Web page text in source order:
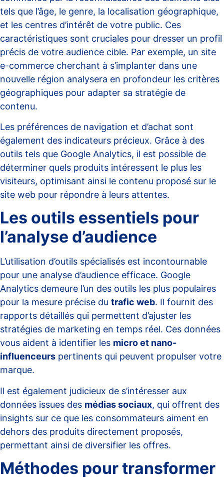
tels que l’âge, le genre, la localisation géographique,
et les centres d’intérêt de votre public. Ces
caractéristiques sont cruciales pour dresser un profil
précis de votre audience cible. Par exemple, un site
e-commerce cherchant à s’implanter dans une
nouvelle région analysera en profondeur les critères
géographiques pour adapter sa stratégie de
contenu.
Les préférences de navigation et d’achat sont
également des indicateurs précieux. Grâce à des
outils tels que Google Analytics, il est possible de
déterminer quels produits intéressent le plus les
visiteurs, optimisant ainsi le contenu proposé sur le
site web pour répondre à leurs attentes.
Les outils essentiels pour
l’analyse d’audience
L’utilisation d’outils spécialisés est incontournable
pour une analyse d’audience efficace. Google
Analytics demeure l’un des outils les plus populaires
pour la mesure précise du trafic web. Il fournit des
rapports détaillés qui permettent d’ajuster les
stratégies de marketing en temps réel. Ces données
vous aident à identifier les micro et nano-
influenceurs pertinents qui peuvent propulser votre
marque.
Il est également judicieux de s’intéresser aux
données issues des médias sociaux, qui offrent des
insights sur ce que les consommateurs aiment en
dehors des produits directement proposés,
permettant ainsi de diversifier les offres.
Méthodes pour transformer